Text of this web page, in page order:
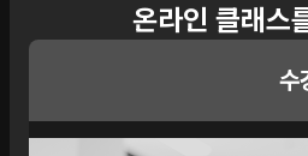
온라인 클래스
수